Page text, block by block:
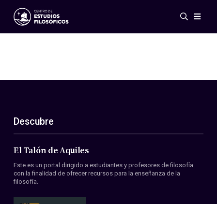
Eventos
ES
EN
Acerca de nosotros
Miembros
Convenios
Descubre
El Talón de Aquiles
Este es un portal dirigido a estudiantes y profesores de filosofía
con la finalidad de ofrecer recursos para la enseñanza de la
filosofía.